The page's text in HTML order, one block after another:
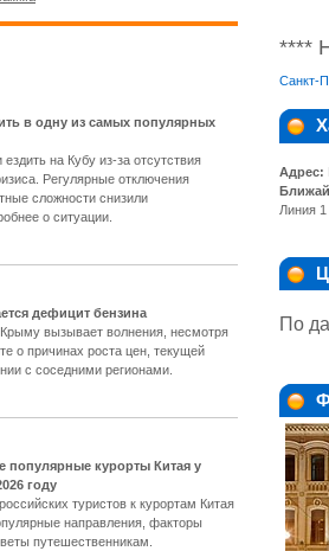
в одну из самых популярных
на Кубу из-за отсутствия
Регулярные отключения
сложности снизили
о ситуации.
дефицит бензина
вызывает волнения, несмотря
о причинах роста цен, текущей
с соседними регионами.
популярные курорты Китая у
году
туристов к курортам Китая
направления, факторы
путешественникам.
****
Санкт-
Адрес:
Линия
По